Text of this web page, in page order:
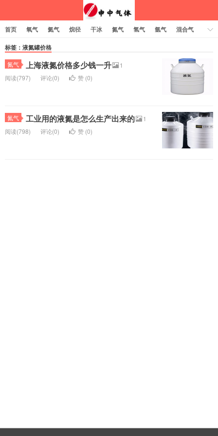
首页 氧气 氦气 烷径 干冰 氮气 氢气 氩气
混合气
乙炔
标签：液氮罐价格
氮气 上海液氮价格多少钱一升
1
阅读(797)
评论(0) 赞 (0)
氮气 工业用的液氮是怎么生产出来的
1
阅读(798)
评论(0) 赞 (0)